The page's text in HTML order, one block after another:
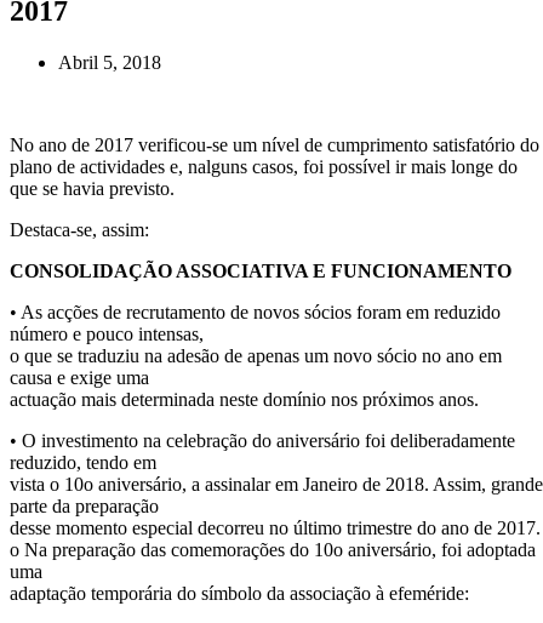
2017
Abril 5, 2018
No ano de 2017 verificou-se um nível de cumprimento satisfatório do
plano de actividades e, nalguns casos, foi possível ir mais longe do
que se havia previsto.
Destaca-se, assim:
CONSOLIDAÇÃO ASSOCIATIVA E FUNCIONAMENTO
• As acções de recrutamento de novos sócios foram em reduzido
número e pouco intensas,
o que se traduziu na adesão de apenas um novo sócio no ano em
causa e exige uma
actuação mais determinada neste domínio nos próximos anos.
• O investimento na celebração do aniversário foi deliberadamente
reduzido, tendo em
vista o 10o aniversário, a assinalar em Janeiro de 2018. Assim, grande
parte da preparação
desse momento especial decorreu no último trimestre do ano de 2017.
o Na preparação das comemorações do 10o aniversário, foi adoptada
uma
adaptação temporária do símbolo da associação à efeméride: